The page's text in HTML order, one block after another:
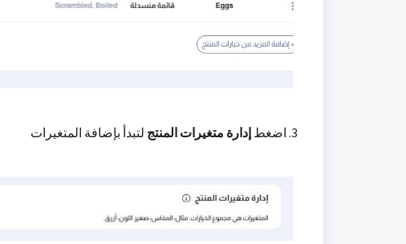
3. اضغط إدارة متغيرات المنتج لتبدأ بإضافة المتغيرات